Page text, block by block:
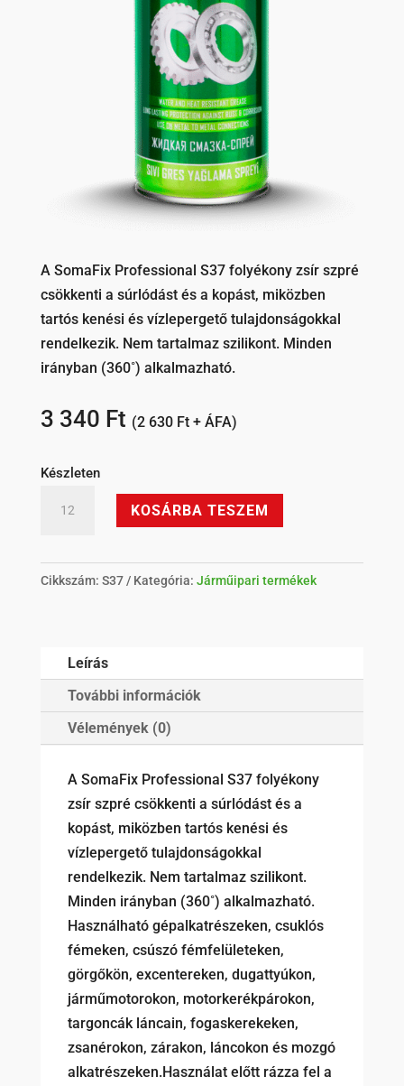
A SomaFix Professional S37 folyékony zsír szpré
csökkenti a súrlódást és a kopást, miközben
tartós kenési és vízlepergető tulajdonságokkal
rendelkezik. Nem tartalmaz szilikont. Minden
irányban (360˚) alkalmazható.
3 340 Ft (2 630 Ft+ ÁFA)
Készleten
KOSÁRBA TESZEM
Cikkszám: S37 Kategória: Járműipari termékek
Leírás
További információk
Vélemények (0)
A SomaFix Professional S37 folyékony
zsír szpré csökkenti a súrlódást és a
kopást, miközben tartós kenési és
vízlepergető tulajdonságokkal
rendelkezik. Nem tartalmaz szilikont.
Minden irányban (360˚) alkalmazható.
Használható gépalkatrészeken, csuklós
fémeken, csúszó fémfelületeken,
görgőkön, excentereken, dugattyúkon,
járműmotorokon, motorkerékpárokon,
targoncák láncain, fogaskerekeken,
zsanérokon, zárakon, láncokon és mozgó
alkatrészeken.Használat előtt rázza fel a